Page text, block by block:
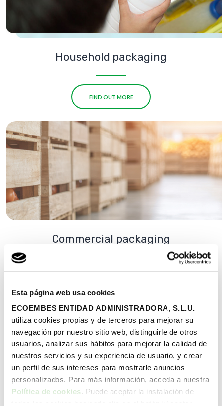
Esta página web usa cookies
ECOEMBES ENTIDAD ADMINISTRADORA, S.L.U.
utiliza cookies propias y de terceros para mejorar su
navegación por nuestro sitio web, distinguirle de otros
usuarios, analizar sus hábitos para mejorar la calidad de
nuestros servicios y su experiencia de usuario, y crear
un perfil de sus intereses para mostrarle anuncios
personalizados. Para más información, acceda a nuestra
Política de cookies. Puede aceptar la instalación de
Household packaging
FIND OUT MORE
Commercial packaging
MORE INFORMATION IS AVAILABLE ON THE TRANSPARENCY